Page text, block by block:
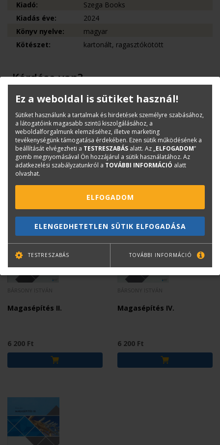
Kiadó:
Szega Books
Kiadás éve:
2024
Könyv nyelve:
magyar
Kötészet:
kartonált, ragasztókötött
Kérdése van?
Bernáth Klára
Könyvesboltvezető
konyvrendeles@terc.hu
+36 70 670 5194
Magasépítés II.
6 200 Ft
Magasépítés IV.
6 200 Ft
Ez a weboldal is sütiket használ!
Sütiket használunk a tartalmak és hirdetések személyre szabásához,
a látogatóink magasabb szintű kiszolgálásához, a
weboldalforgalmunk elemzéséhez, illetve marketing
tevékenységünk támogatása érdekében. Ezen sütik működésének a
beállítását elvégezheti a TESTRESZABÁS alatt. Az „ELFOGADOM”
gomb megnyomásával Ön hozzájárul a sütik használatához. Az
adatkezelési szabályzatunkról a TOVÁBBI INFORMÁCIÓ alatt
olvashat.
ELFOGADOM
ELENGEDHETETLEN SÜTIK ELFOGADÁSA
TESTRESZABÁS TOVÁBBI INFORMÁCIÓ